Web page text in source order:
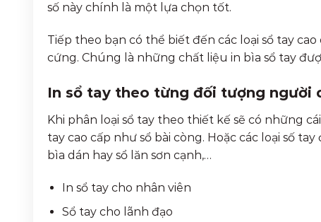
số này chính là một lựa chọn tốt.
Tiếp theo bạn có thể biết đến các loại sổ tay
cứng. Chúng là những chất liệu in bìa sổ tay
In sổ tay theo từng đối tượng người
Khi phân loại sổ tay theo thiết kế sẽ có những
tay cao cấp như sổ bài còng. Hoặc các loại số
bìa dán hay sổ lăn sơn cạnh,…
In sổ tay cho nhân viên
Sổ tay cho lãnh đạo